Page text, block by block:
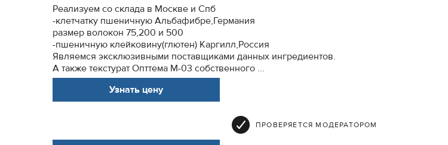
Реализуем со склада в Москве и Спб
-клетчатку пшеничную Альбафибре,Германия
размер волокон 75,200 и 500
-пшеничную клейковину(глютен) Каргилл,Россия
Являемся эксклюзивными поставщиками данных ингредиентов.
А также текстурат Опттема М-03 собственного ...
Узнать цену
ПРОВЕРЯЕТСЯ МОДЕРАТОРОМ